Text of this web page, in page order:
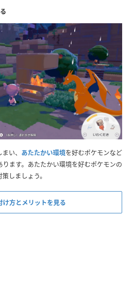
い、 あたたかい環境を好むポケモンなど
ます。あたたかい環境を好むポケモンの
しましょう。
方とメリットを見る